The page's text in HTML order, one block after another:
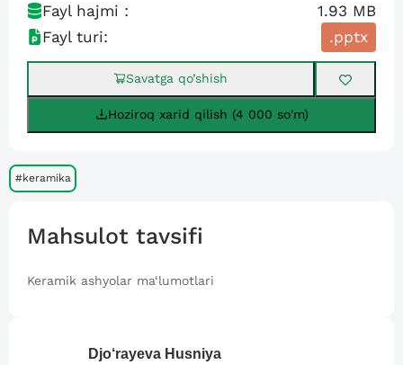
Fayl hajmi :
1.93 MB
Fayl turi:
.pptx
Savatga qo’shish
Hoziroq xarid qilish (4 000 so'm)
#keramika
Mahsulot tavsifi
Keramik ashyolar ma‘lumotlari
Djo‘rayeva Husniya